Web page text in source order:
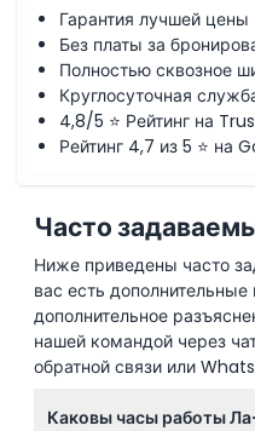
Гарантия лучшей цены
Без платы за
Полностью сквозное
Круглосуточная
4,8/5 ⭐ Рейтинг на
Рейтинг 4,7 из 5 ⭐ на
Часто
Ниже приведены часто
вас есть
дополнительное
нашей командой через
обратной связи или
Каковы часы работы